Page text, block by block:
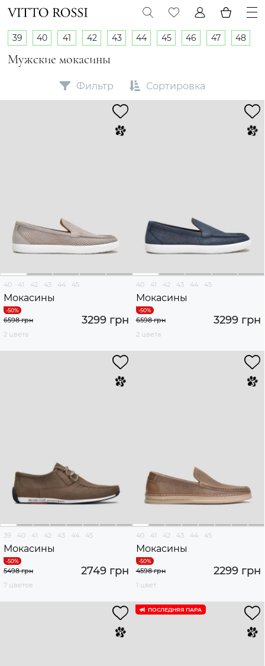
Мужские мокасины
39 40 41 42 43 44 45 46 47 48
Фильтр Сортировка
40 41 42 43 44 45
Мокасины
3299 грн
6598 грн
2 цвета
40 41 42 43 44 45
Мокасины
3299 грн
6598 грн
2 цвета
39 40 41 42 43 44 45
Мокасины
2749 грн
5498 грн
7 цветов
40 41 42 43 44 45
Мокасины
2299 грн
4598 грн
1 цвет
ПОСЛЕДНЯЯ ПАРА